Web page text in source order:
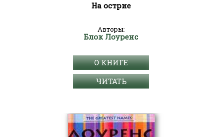
На острие
Авторы:
Блок Лоуренс
О КНИГЕ
ЧИТАТЬ